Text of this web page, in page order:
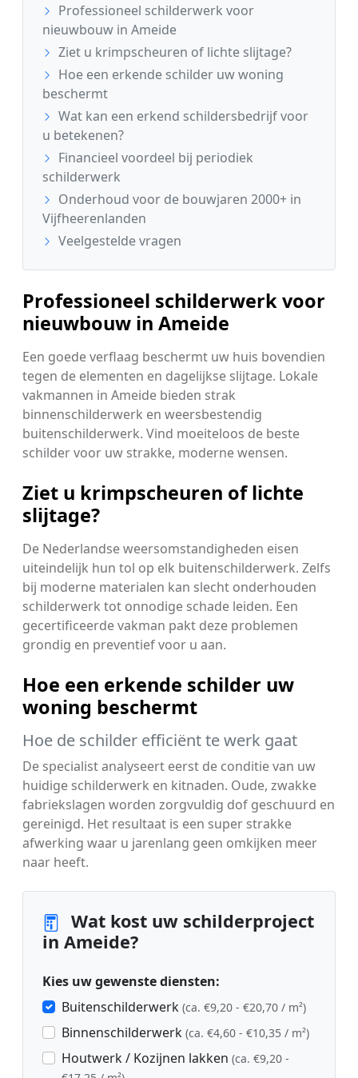
Professioneel schilderwerk voor
nieuwbouw in Ameide
Ziet u krimpscheuren of lichte slijtage?
Hoe een erkende schilder uw woning
beschermt
Wat kan een erkend schildersbedrijf voor
u betekenen?
Financieel voordeel bij periodiek
schilderwerk
Onderhoud voor de bouwjaren 2000+ in
Vijfheerenlanden
Veelgestelde vragen
Professioneel schilderwerk voor
nieuwbouw in Ameide
Een goede verflaag beschermt uw huis bovendien
tegen de elementen en dagelijkse slijtage. Lokale
vakmannen in Ameide bieden strak
binnenschilderwerk en weersbestendig
buitenschilderwerk. Vind moeiteloos de beste
schilder voor uw strakke, moderne wensen.
Ziet u krimpscheuren of lichte
slijtage?
De Nederlandse weersomstandigheden eisen
uiteindelijk hun tol op elk buitenschilderwerk. Zelfs
bij moderne materialen kan slecht onderhouden
schilderwerk tot onnodige schade leiden. Een
gecertificeerde vakman pakt deze problemen
grondig en preventief voor u aan.
Hoe een erkende schilder uw
woning beschermt
Hoe de schilder efficiënt te werk gaat
De specialist analyseert eerst de conditie van uw
huidige schilderwerk en kitnaden. Oude, zwakke
fabriekslagen worden zorgvuldig dof geschuurd en
gereinigd. Het resultaat is een super strakke
afwerking waar u jarenlang geen omkijken meer
naar heeft.
Wat kost uw schilderproject
in Ameide?
Kies uw gewenste diensten:
Buitenschilderwerk (ca. €9,20 - €20,70 / m²)
Binnenschilderwerk (ca. €4,60 - €10,35 / m²)
Houtwerk / Kozijnen lakken (ca. €9,20 -